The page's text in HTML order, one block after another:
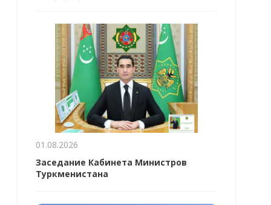
01.08.2026
Заседание Кабинета Министров
Туркменистана